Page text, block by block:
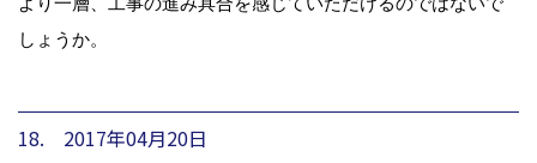
しょうか。
18. 2017年04月20日